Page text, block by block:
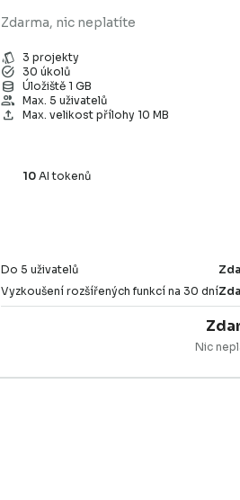
Zdarma, nic neplatíte
style 3 projekty
task_alt 30 úkolů
database Úložiště 1 GB
group Max. 5 uživatelů
file_upload Max. velikost přílohy 10 MB
10 AI tokenů
Do 5 uživatelů
Vyzkoušení rozšířených funkcí na 30 dní
Nic